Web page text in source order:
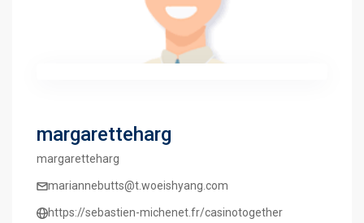
margaretteharg
margaretteharg
mariannebutts@t.woeishyang.com
https://sebastien-michenet.fr/casinotogether